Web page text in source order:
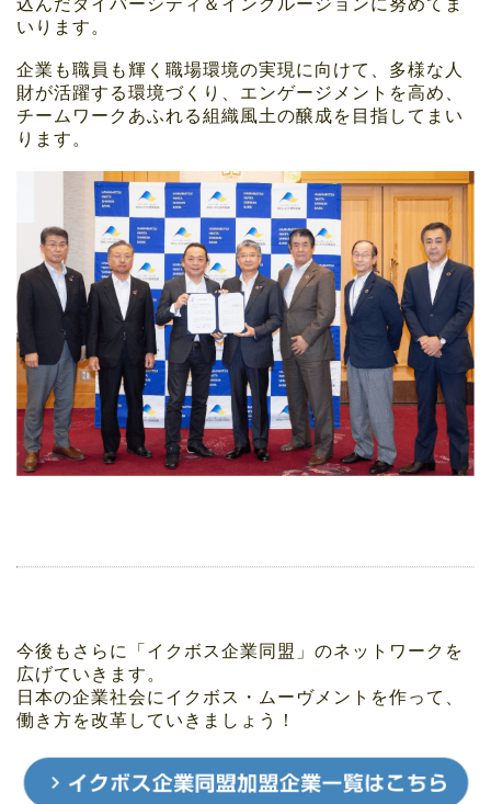
いります。
企業も職員も輝く職場環境の実現に向けて、多様な人
財が活躍する環境づくり、エンゲージメントを高め、
チームワークあふれる組織風土の醸成を目指してまい
ります。
今後もさらに「イクボス企業同盟」のネットワークを
広げていきます。
日本の企業社会にイクボス・ムーヴメントを作って、
働き方を改革していきましょう！